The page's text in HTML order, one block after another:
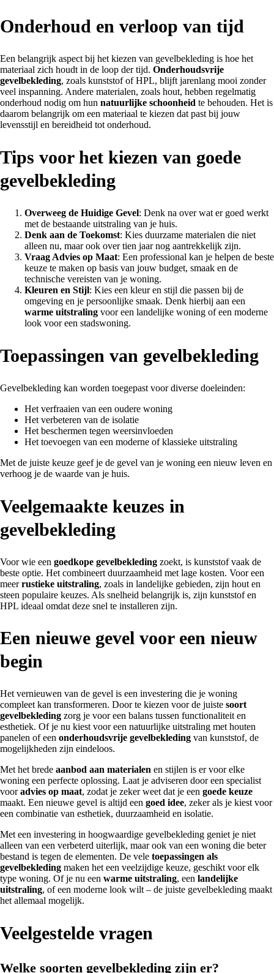
Onderhoud en verloop van tijd
Een belangrijk aspect bij het kiezen van gevelbekleding is hoe het
materiaal zich houdt in de loop der tijd. Onderhoudsvrije
gevelbekleding, zoals kunststof of HPL, blijft jarenlang mooi zonder
veel inspanning. Andere materialen, zoals hout, hebben regelmatig
onderhoud nodig om hun natuurlijke schoonheid te behouden. Het is
daarom belangrijk om een materiaal te kiezen dat past bij jouw
levensstijl en bereidheid tot onderhoud.
Tips voor het kiezen van goede
gevelbekleding
Overweeg de Huidige Gevel: Denk na over wat er goed werkt
met de bestaande uitstraling van je huis.
Denk aan de Toekomst: Kies duurzame materialen die niet
alleen nu, maar ook over tien jaar nog aantrekkelijk zijn.
Vraag Advies op Maat: Een professional kan je helpen de beste
keuze te maken op basis van jouw budget, smaak en de
technische vereisten van je woning.
Kleuren en Stijl: Kies een kleur en stijl die passen bij de
omgeving en je persoonlijke smaak. Denk hierbij aan een
warme uitstraling voor een landelijke woning of een moderne
look voor een stadswoning.
Toepassingen van gevelbekleding
Gevelbekleding kan worden toegepast voor diverse doeleinden:
Het verfraaien van een oudere woning
Het verbeteren van de isolatie
Het beschermen tegen weersinvloeden
Het toevoegen van een moderne of klassieke uitstraling
Met de juiste keuze geef je de gevel van je woning een nieuw leven en
verhoog je de waarde van je huis.
Veelgemaakte keuzes in
gevelbekleding
Voor wie een goedkope gevelbekleding zoekt, is kunststof vaak de
beste optie. Het combineert duurzaamheid met lage kosten. Voor een
meerrustieke uitstraling, zoals in landelijke gebieden, zijn hout en
steen populaire keuzes. Als snelheid belangrijk is, zijn kunststof en
HPL ideaal omdat deze snel te installeren zijn.
Een nieuwe gevel voor een nieuw
begin
Het vernieuwen van de gevel is een investering die je woning
compleet kan transformeren. Door te kiezen voor de juiste soort
gevelbekleding zorg je voor een balans tussen functionaliteit en
esthetiek. Of je nu kiest voor een natuurlijke uitstraling met houten
panelen of een onderhoudsvrije gevelbekleding van kunststof, de
mogelijkheden zijn eindeloos.
Met het brede aanbod aan materialen en stijlen is er voor elke
woning een perfecte oplossing. Laat je adviseren door een specialist
vooradvies op maat, zodat je zeker weet dat je een goede keuze
maakt. Een nieuwe gevel is altijd een goed idee, zeker als je kiest voor
een combinatie van esthetiek, duurzaamheid en isolatie.
Met een investering in hoogwaardige gevelbekleding geniet je niet
alleen van een verbeterd uiterlijk, maar ook van een woning die beter
bestand is tegen de elementen. De vele toepassingen als
gevelbekleding maken het een veelzijdige keuze, geschikt voor elk
type woning. Of je nu een warme uitstraling, een landelijke
uitstraling, of een moderne look wilt – de juiste gevelbekleding maakt
het allemaal mogelijk.
Veelgestelde vragen
Welke soorten gevelbekleding zijn er?